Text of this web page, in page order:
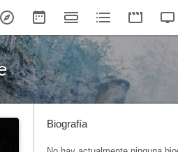
Biografía